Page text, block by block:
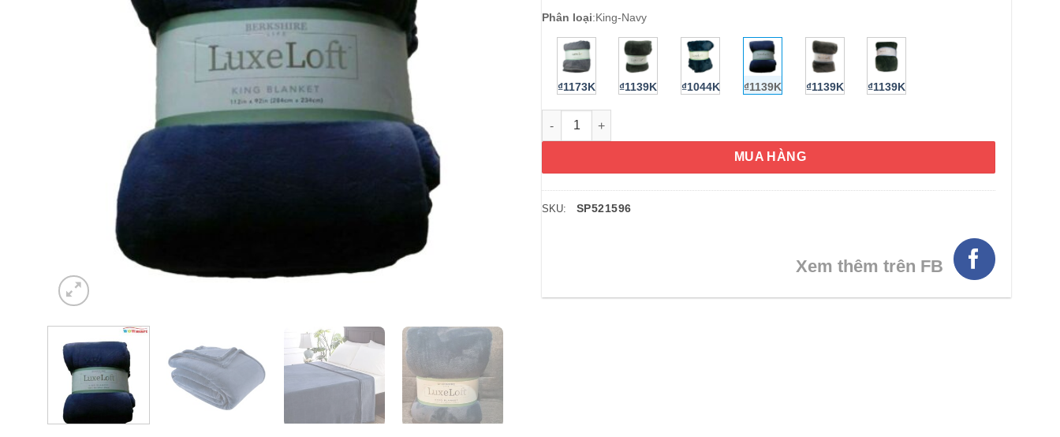
Phân loại:King-Navy
₫1173K ₫1139K ₫1044K ₫1139K ₫1139K ₫1139K
Chăn (mền) Berkshire LuxeLoft King Blanket 284cm x 234cm (Navy Blue) số lượng
MUA HÀNG
SKU: SP521596
Xem thêm trên FB